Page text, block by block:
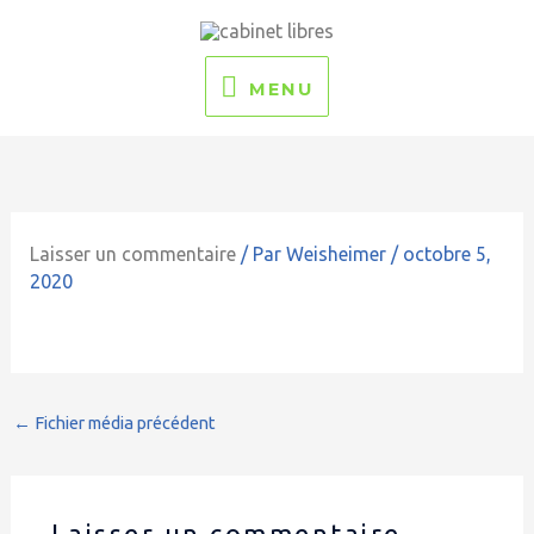
MENU
MENU
Laisser un commentaire / Par Weisheimer / octobre 5,
2020
← Fichier média précédent